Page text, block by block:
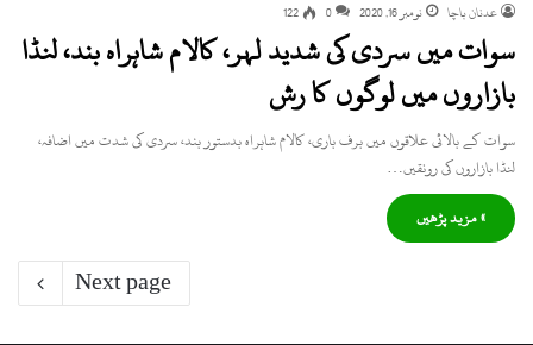
عدنان باچا نومبر 16, 2020 0
122
سوات میں سردی کی شدید لہر، کالام شاہراہ بند، لنڈا
بازاروں میں لوگوں کا رش
سوات کے بالائی علاقوں میں برف باری، کالام شاہراہ بدستور بند، سردی کی شدت میں اضافہ،
لنڈا بازاروں کی رونقیں…
» مزید پڑھیں
Next page